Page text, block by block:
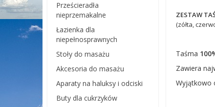
ZESTAW
(zółta,
Taśma
Zawiera
Wyjątkowo
Prześcieradła
nieprzemakalne
Łazienka dla
niepełnosprawnych
Stoły do masażu
Akcesoria do masażu
Aparaty na haluksy i odciski
Buty dla cukrzyków